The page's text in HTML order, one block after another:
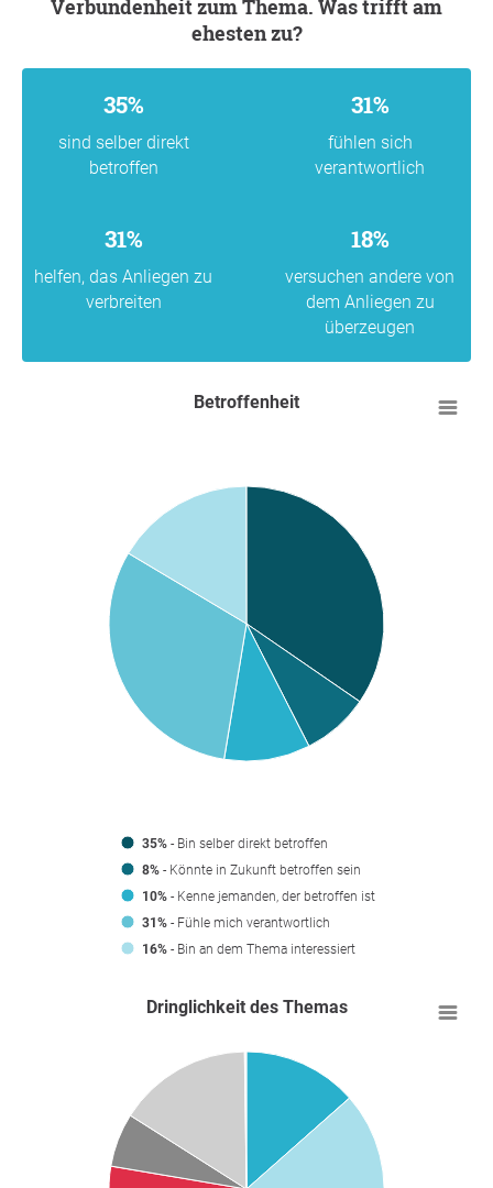
Verbundenheit zum Thema. Was trifft am
ehesten zu?
35%
sind selber direkt
betroffen
31%
fühlen sich
verantwortlich
31%
helfen, das Anliegen zu
verbreiten
18%
versuchen andere von
dem Anliegen zu
überzeugen
Betroffenheit
35% - Bin selber direkt betroffen
8% - Könnte in Zukunft betroffen sein
10% - Kenne jemanden, der betroffen ist
31% - Fühle mich verantwortlich
16% - Bin an dem Thema interessiert
Dringlichkeit des Themas